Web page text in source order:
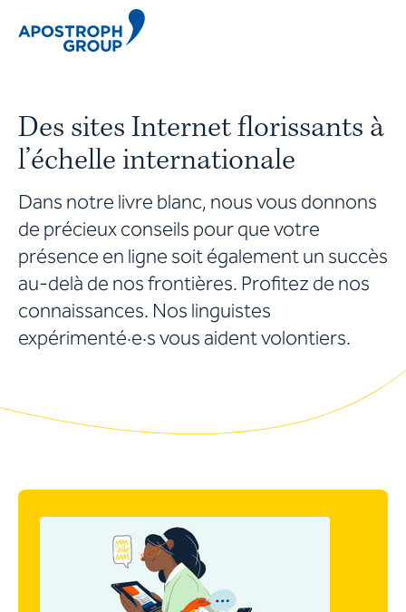
Des sites Internet florissants à
l’échelle internationale
Dans notre livre blanc, nous vous donnons
de précieux conseils pour que votre
présence en ligne soit également un succès
au-delà de nos frontières. Profitez de nos
connaissances. Nos linguistes
expérimenté·e·s vous aident volontiers.